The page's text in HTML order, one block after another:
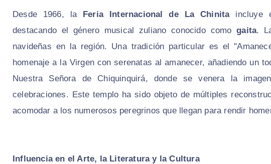
Desde 1966, la Feria Internacional de La Chinitaincluye
destacando el género musical zuliano conocido comogaita.
navideñas en la región. Una tradición particular es el
homenaje a la Virgen con serenatas al amanecer, añadiendo un
Nuestra Señora de Chiquinquirá, donde se venera la
celebraciones. Este templo ha sido objeto de múltiples
acomodar a los numerosos peregrinos que llegan para rendir
Influencia en el Arte, la Literatura y la Cultura